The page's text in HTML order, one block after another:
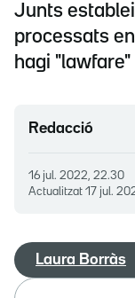
Junts
processats
hagi
Redacció
16 jul. 2022, 22.30
Actualitzat 17 jul.
Laura Borràs